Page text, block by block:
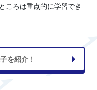
ころは重点的に学習でき
を紹介！